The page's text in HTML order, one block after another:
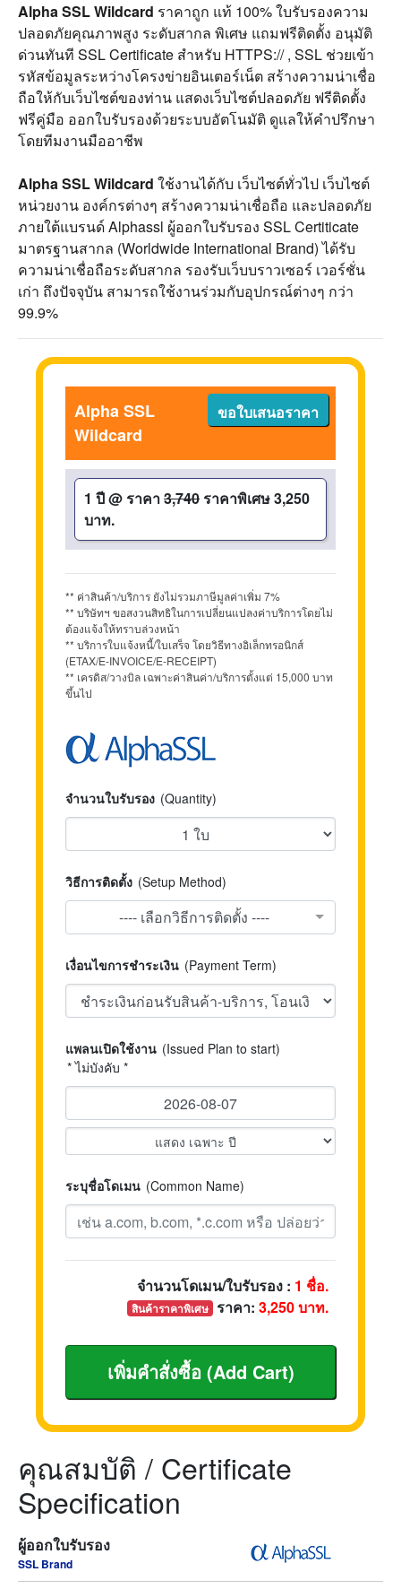
Alpha SSL Wildcard ราคาถูก แท้ 100% ใบรับรองความ
ปลอดภัยคุณภาพสูง ระดับสากล พิเศษ แถมฟรีติดตั้ง อนุมัติ
ด่วนทันที SSL Certificate สำหรับ HTTPS:// , SSL ช่วยเข้า
รหัสข้อมูลระหว่างโครงข่ายอินเตอร์เน็ต สร้างความน่าเชื่อ
ถือให้กับเว็บไซต์ของท่าน แสดงเว็บไซต์ปลอดภัย ฟรีติดตั้ง
ฟรีคู่มือ ออกใบรับรองด้วยระบบอัตโนมัติ ดูแลให้คำปรึกษา
โดยทีมงานมืออาชีพ
Alpha SSL Wildcard ใช้งานได้กับ เว็บไซต์ทั่วไป เว็บไซต์
หน่วยงาน องค์กรต่างๆ สร้างความน่าเชื่อถือ และปลอดภัย
ภายใต้แบรนด์ Alphassl ผู้ออกใบรับรอง SSL Certiticate
มาตรฐานสากล (Worldwide International Brand) ได้รับ
ความน่าเชื่อถือระดับสากล รองรับเว็บบราวเซอร์ เวอร์ชั่น
เก่า ถึงปัจจุบัน สามารถใช้งานร่วมกับอุปกรณ์ต่างๆ กว่า
99.9%
ขอใบเสนอราคา
Alpha SSL
Wildcard
1 ปี@ ราคา3,740 ราคาพิเศษ 3,250
บาท.
** ค่าสินค้า/บริการ ยังไม่รวมภาษีมูลค่าเพิ่ม 7%
** บริษัทฯ ขอสงวนสิทธิในการเปลี่ยนแปลงค่าบริการโดยไม่
ต้องแจ้งให้ทราบล่วงหน้า
** บริการใบแจ้งหนี้/ใบเสร็จ โดยวิธีทางอิเล็กทรอนิกส์
(ETAX/E-INVOICE/E-RECEIPT)
** เครดิส/วางบิล เฉพาะค่าสินค่า/บริการตั้งแต่ 15,000 บาท
ขึ้นไป
จำนวนใบรับรอง (Quantity)
วิธีการติดตั้ง (Setup Method)
---- เลือกวิธีการติดตั้ง ----
เงื่อนไขการชำระเงิน (Payment Term)
แพลนเปิดใช้งาน (Issued Plan to start)
* ไม่บังคับ *
ระบุชื่อโดเมน (Common Name)
จำนวนโดเมน/ใบรับรอง : 1 ชื่อ.
สินค้าราคาพิเศษ ราคา: 3,250บาท.
คุณสมบัติ / Certificate
Specification
ผู้ออกใบรับรอง
SSL Brand